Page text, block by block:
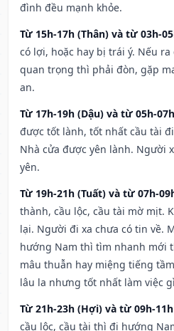
đình đều mạnh khỏe.
Từ 15h-17h (Thân) và từ 03h-
có lợi, hoặc hay bị trái ý. Nếu
quan trọng thì phải đòn, gặp
an.
Từ 17h-19h (Dậu) và từ 05h-
được tốt lành, tốt nhất cầu tài
Nhà cửa được yên lành. Người
yên.
Từ 19h-21h (Tuất) và từ 07h-
thành, cầu lộc, cầu tài mờ mịt.
lại. Người đi xa chưa có tin về.
hướng Nam thì tìm nhanh mới
mâu thuẫn hay miệng tiếng
lâu la nhưng tốt nhất làm việc
Từ 21h-23h (Hợi) và từ 09h-
cầu lộc, cầu tài thì đi hướng